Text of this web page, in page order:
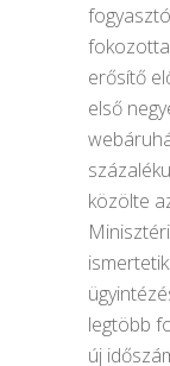
erősítő
első
közölte
legtöbb
új